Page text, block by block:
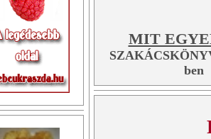
MIT
ben